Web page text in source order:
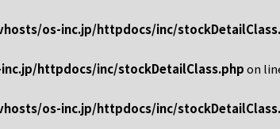
os-inc.jp/httpdocs/inc/
httpdocs/inc/stockDetailClass.phpon
os-inc.jp/httpdocs/inc/